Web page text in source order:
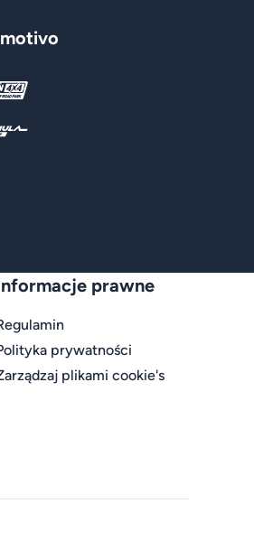
prawne
prywatności
plikami cookie's